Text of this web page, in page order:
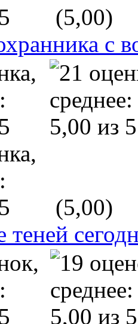
(5,00)
с
(5,00)
теней